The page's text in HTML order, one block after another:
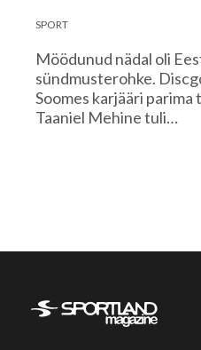
SPORT
Möödunud nädal oli
sündmusterohke.
Soomes karjääri
Taaniel Mehine tuli…